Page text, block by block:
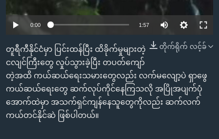
0:00 1:57
တိုက်ရိုက် လင့်ခ်
တူရီကီနိုင်ငံမှာ ပြင်းထန်ပြီး ထိခိုက်မှုများတဲ့
ငလျင်ကြီးတွေ လှုပ်သွားခဲ့ပြီး တပတ်ကျော်
တဲ့အထိ ကယ်ဆယ်ရေးသမားတွေလည်း လက်မလျော့ပဲ ရှာဖွေ
ကယ်ဆယ်ရေးတွေ ဆက်လုပ်ကိုင်နေကြသလို အပြိုအပျက်ပုံ
အောက်ထဲမှာ အသက်ရှင်ကျန်နေသူတွေကိုလည်း ဆက်လက်
ကယ်တင်နိုင်ဆဲ ဖြစ်ပါတယ်။